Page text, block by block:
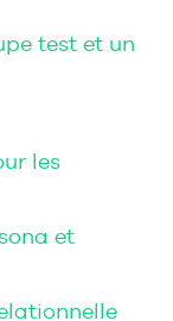
test et un
les
et